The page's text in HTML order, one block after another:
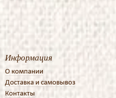
Информация
О компании
Доставка и самовывоз
Контакты